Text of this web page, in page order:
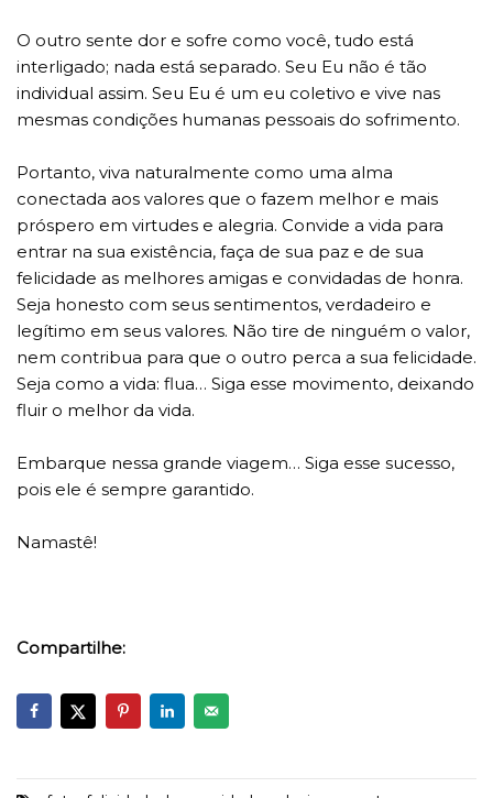
O outro sente dor e sofre como você, tudo está
interligado; nada está separado. Seu Eu não é tão
individual assim. Seu Eu é um eu coletivo e vive nas
mesmas condições humanas pessoais do sofrimento.
Portanto, viva naturalmente como uma alma
conectada aos valores que o fazem melhor e mais
próspero em virtudes e alegria. Convide a vida para
entrar na sua existência, faça de sua paz e de sua
felicidade as melhores amigas e convidadas de honra.
Seja honesto com seus sentimentos, verdadeiro e
legítimo em seus valores. Não tire de ninguém o valor,
nem contribua para que o outro perca a sua felicidade.
Seja como a vida: flua… Siga esse movimento, deixando
fluir o melhor da vida.
Embarque nessa grande viagem… Siga esse sucesso,
pois ele é sempre garantido.
Namastê!
Compartilhe: